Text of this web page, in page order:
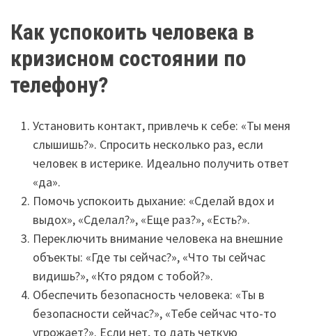
Как успокоить человека в
кризисном состоянии по
телефону?
Установить контакт, привлечь к себе: «Ты меня
слышишь?». Спросить несколько раз, если
человек в истерике. Идеально получить ответ
«да».
Помочь успокоить дыхание: «Сделай вдох и
выдох», «Сделал?», «Еще раз?», «Есть?».
Переключить внимание человека на внешние
объекты: «Где ты сейчас?», «Что ты сейчас
видишь?», «Кто рядом с тобой?».
Обеспечить безопасность человека: «Ты в
безопасности сейчас?», «Тебе сейчас что-то
угрожает?». Если нет, то дать четкую